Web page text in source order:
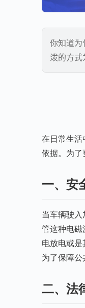
你知道为
泼的方
在日常生活
依据。为了
一、安
当车辆驶
管这种电磁
电放电或是
为了保障公
二、法